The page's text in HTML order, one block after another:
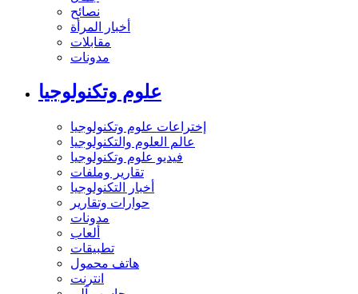
نصائح
أخبار المرأة
مقابلات
مدونات
علوم وتكنولوجيا
إختراعات علوم وتكنولوجيا
عالم العلوم والتكنولوجيا
فيديو علوم وتكنولوجيا
تقارير وملفات
أخبار التكنولوجيا
حوارات وتقارير
مدونات
ألعاب
تطبيقات
هاتف محمول
انترنت